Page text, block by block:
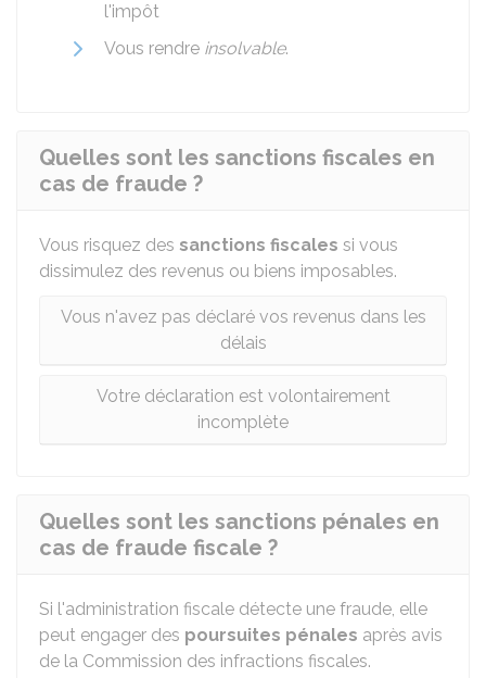
l'impôt
Vous rendre insolvable.
Quelles sont les sanctions fiscales en
cas de fraude ?
Vous risquez des sanctions fiscales si vous
dissimulez des revenus ou biens imposables.
Vous n'avez pas déclaré vos revenus dans les
délais
Votre déclaration est volontairement
incomplète
Quelles sont les sanctions pénales en
cas de fraude fiscale ?
Si l'administration fiscale détecte une fraude, elle
peut engager des poursuites pénales après avis
de la Commission des infractions fiscales.